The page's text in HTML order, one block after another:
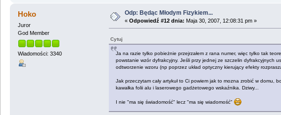
Hoko
Juror
God Member
Wiadomości: 3340
Odp: Będąc Młodym Fizykiem...
« Odpowiedź #12 dnia: Maja 30, 2007, 12:08:31 pm »
Cytuj
Ja na razie tylko pobieżnie przejrzałem z rana numer, więc tylko tak
powstanie wzór dyfrakcyjny. Jeśli przy jednej ze szczelin dyfrakcyjnych
odtworzenie wzoru (np poprzez układ optyczny kierujący efekty
Jak przeczytam cały artykuł to Ci powiem jak to mozna zrobić w domu,
kawałka folii alu i laserowego gadżetowego wskaźnika. Dziwy...
I nie "ma się świadomość" lecz "ma się wiadomość"